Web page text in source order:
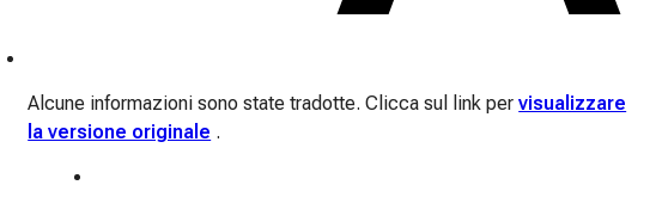
Alcune informazioni sono state tradotte. Clicca sul link pervisualizzare
la versione originale .